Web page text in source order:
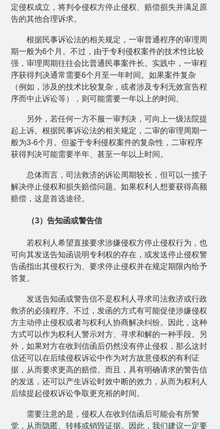
定侵权成立，将判令侵权方停止侵权、赔偿损失并满足原
告的其他合理诉求。
根据民事诉讼法的相关规定，一审普通程序的审理周
期一般为6个月。不过，由于专利侵权案件的技术性比较
强，审理周期往往会比普通民事案件长。实践中，一审程
序获得判决通常需要6个月至一年时间。如果案件复杂
（例如，涉及的技术比较复杂，或者涉及专利无效宣告程
序而中止诉讼等），则可能需要一年以上的时间。
另外，若任何一方不服一审判决，可向上一级法院提
起上诉。根据民事诉讼法的相关规定，二审的审理周期一
般为3-6个月。但鉴于专利侵权案件的复杂性，二审程序
获得判决可能需要半年、甚至一年以上时间。
总体而言，司法救济的诉讼周期较长，但可以一揽子
解决停止侵权和损失赔偿问题。如果权利人想要获得高额
赔偿，这是首选途径。
（3）告知函或警告信
若权利人希望直接要求涉嫌侵权方停止侵权行为，也
可向其发送告知函说明专利权的存在，或发送停止侵权警
告函指出其侵权行为、要求停止侵权并在规定期限内给予
答复。
发送告知函或警告信不是权利人寻求司法救济或行政
救济的必须程序。不过，发函的方式有可能促使涉嫌侵权
方主动停止侵权或者与权利人协商解决纠纷。因此，这种
方式可以作为权利人警示对方、寻求和解的一种手段。另
外，如果对方在收到信函后仍然没有停止侵权，那么这封
信还可以在后续侵权诉讼中作为对方故意侵权的有利证
据，从而要求更高的赔偿。而且，具有明确请求的警告信
的发送，还可以产生诉讼时效中断的效力，从而为权利人
后续提起侵权诉讼争取更充裕的时间。
需要注意的是，侵权人在收到信函后可能会有所警
觉，从而隐匿、转移或销毁证据。因此，我们建议一定要